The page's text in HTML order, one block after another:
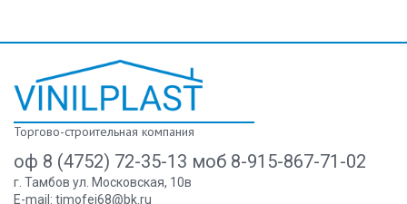
Торгово-строительная компания
оф 8 (4752) 72-35-13 моб 8-915-867-71-02
г. Тамбов ул. Московская, 10в
E-mail: timofei68@bk.ru